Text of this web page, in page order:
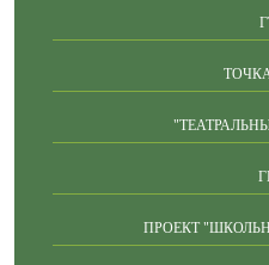
ПРОЕКТ